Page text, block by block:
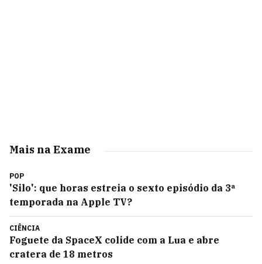
Mais na Exame
POP
'Silo': que horas estreia o sexto episódio da 3ª
temporada na Apple TV?
CIÊNCIA
Foguete da SpaceX colide com a Lua e abre
cratera de 18 metros